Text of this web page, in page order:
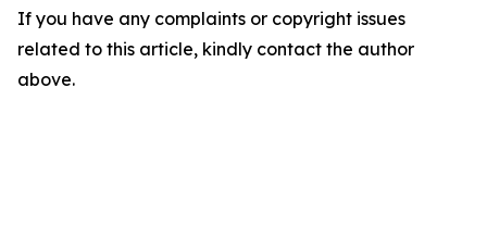
If you have any complaints or copyright issues
related to this article, kindly contact the author
above.